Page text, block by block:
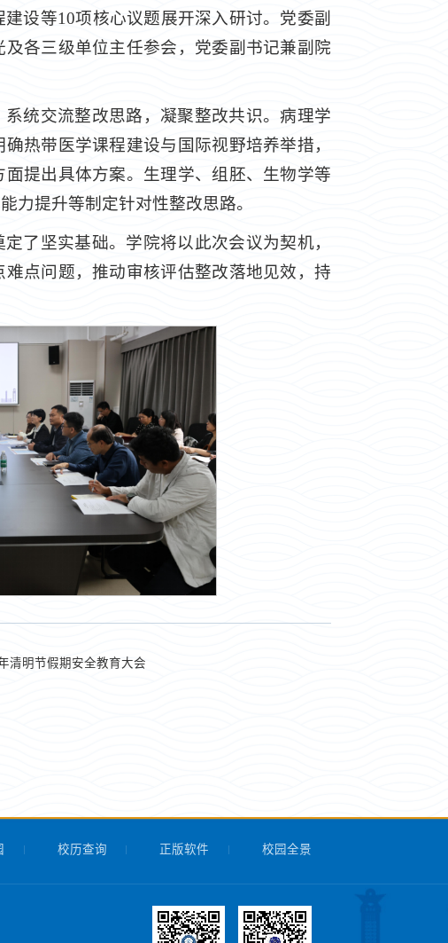
设等10项核心议题展开深入研讨。党委副
各三级单位主任参会，党委副书记兼副院
统交流整改思路，凝聚整改共识。病理学
热带医学课程建设与国际视野培养举措，
提出具体方案。生理学、组胚、生物学等
力提升等制定针对性整改思路。
了坚实基础。学院将以此次会议为契机，
点问题，推动审核评估整改落地见效，持
清明节假期安全教育大会
校历查询 正版软件 校园全景